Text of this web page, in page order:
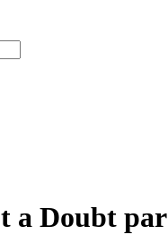
a Doubt par